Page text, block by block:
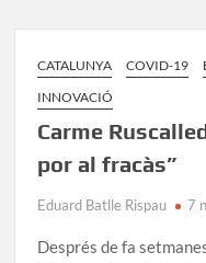
CATALUNYA COVID-19
INNOVACIÓ
Carme
por al fracàs”
Eduard Batlle Rispau 7
Després de fa